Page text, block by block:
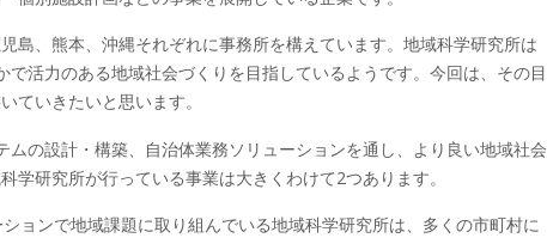
島、熊本、沖縄それぞれに事務所を構えています。地域科学研究所は
で活力のある地域社会づくりを目指しているようです。今回は、その目
ていきたいと思います。
の設計・構築、自治体業務ソリューションを通し、より良い地域社会
研究所が行っている事業は大きくわけて2つあります。
ョンで地域課題に取り組んでいる地域科学研究所は、多くの市町村に